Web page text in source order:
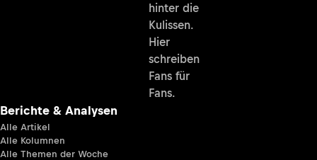
hinter die
Kulissen.
Hier
schreiben
Fans für
Fans.
Berichte & Analysen
Alle Artikel
Alle Kolumnen
Alle Themen der Woche